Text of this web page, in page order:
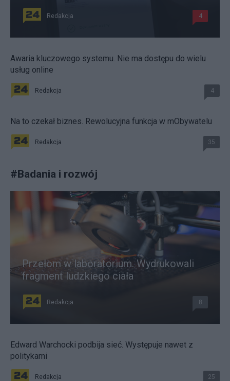
Redakcja 4
Awaria kluczowego systemu. Nie ma dostępu do wielu
usług online
Redakcja 4
Na to czekał biznes. Rewolucyjna funkcja w mObywatelu
Redakcja 35
#Badania i rozwój
Przełom w laboratorium. Wydrukowali
fragment ludzkiego ciała
Redakcja 8
Edward Warchocki podbija sieć. Występuje nawet z
politykami
Redakcja 25